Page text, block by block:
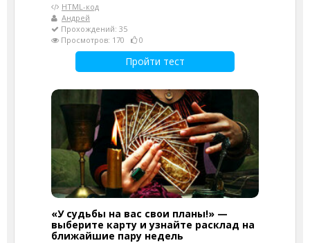
HTML-код
Андрей
Прохождений: 35
Просмотров: 170
0
Пройти тест
«У судьбы на вас свои планы!» —
выберите карту и узнайте расклад на
ближайшие пару недель